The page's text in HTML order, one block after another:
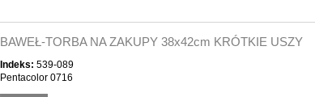
BAWEŁ-TORBA NA ZAKUPY 38x42cm KRÓTKIE USZY
Indeks: 539-089
Pentacolor 0716